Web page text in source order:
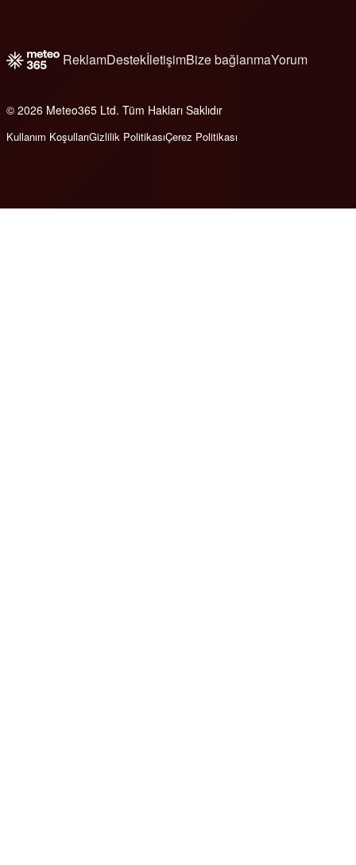
ReklamDestekİletişimBize bağlanmaYorum
© 2026 Meteo365 Ltd. Tüm Hakları Saklıdır
Kullanım KoşullarıGizlilik PolitikasıÇerez Politikası